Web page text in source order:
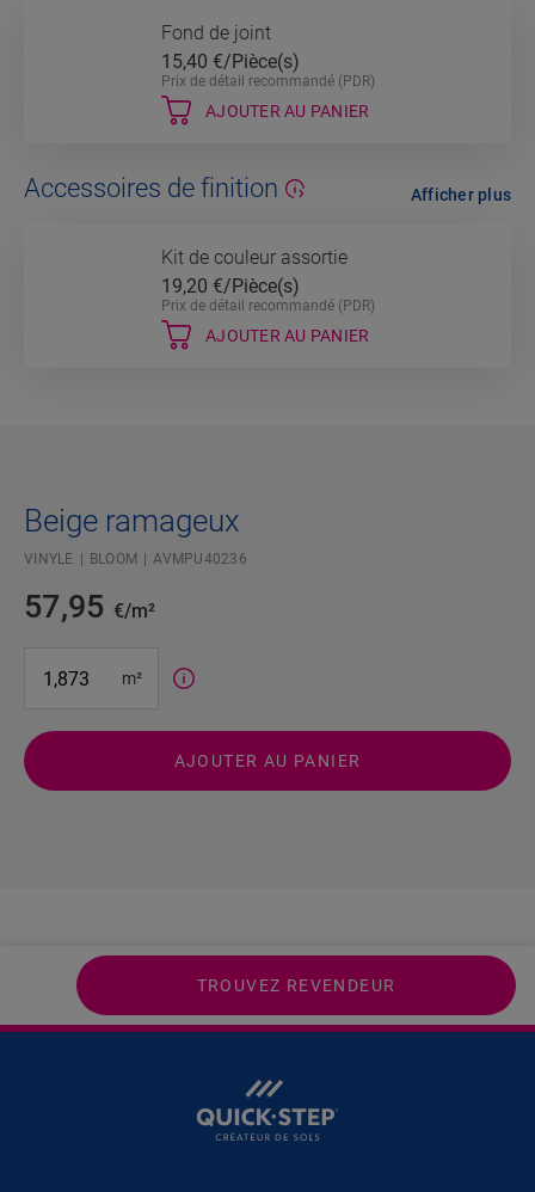
Fond de joint
15,40 €/Pièce(s)
Prix de détail recommandé (PDR)
AJOUTER AU PANIER
Accessoires de finition
Kit de couleur assortie
19,20 €/Pièce(s)
Prix de détail recommandé (PDR)
AJOUTER AU PANIER
Afficher plus
Beige ramageux
VINYLE BLOOM AVMPU40236
57,95 €/m²
m²
AJOUTER AU PANIER
TROUVEZ REVENDEUR